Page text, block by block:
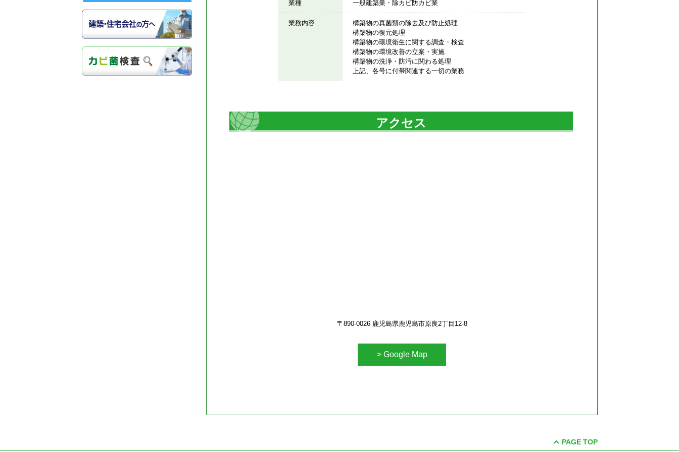
業種 一般建築業・除カビ防カビ業
業務内容
構築物の真菌類の除去及び防止処理
構築物の復元処理
構築物の環境衛生に関する調査・検査
構築物の環境改善の立案・実施
構築物の洗浄・防汚に関わる処理
上記、各号に付帯関連する一切の業務
アクセス
〒890-0026 鹿児島県鹿児島市原良2丁目12-8
> Google Map
PAGE TOP